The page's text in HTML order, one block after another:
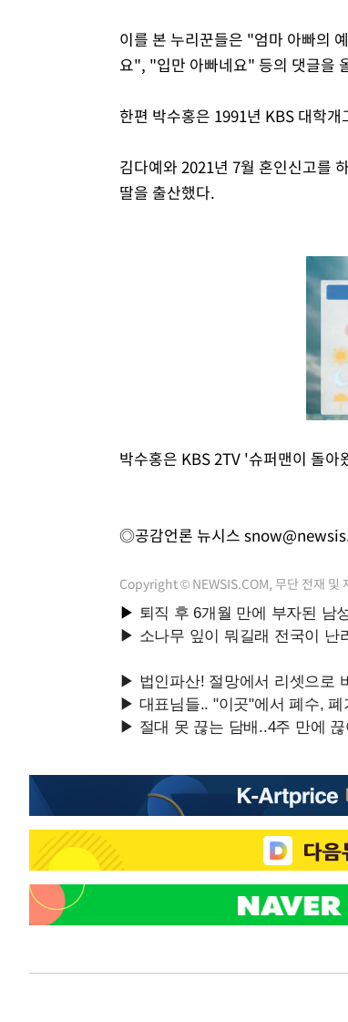
이를 본 누리꾼들은 "엄마 아빠의
요", "입만 아빠네요" 등의 댓글을
한편 박수홍은 1991년 KBS 대학
김다예와 2021년 7월 혼인신고를
딸을 출산했다.
박수홍은 KBS 2TV '슈퍼맨이 돌아
◎공감언론 뉴시스
Copyright © NEWSIS.COM, 무단 전재 및